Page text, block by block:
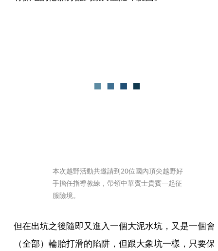
本次越野活動共邀請到20位國內頂尖越野好
手擔任指導教練，帶領中華賓士貴賓一起征
服險境。
但在出坑之後隨即又進入一個大泥水坑，又是一個會
（全部）輪胎打滑的陷阱，但跟大象坑一樣，只要保